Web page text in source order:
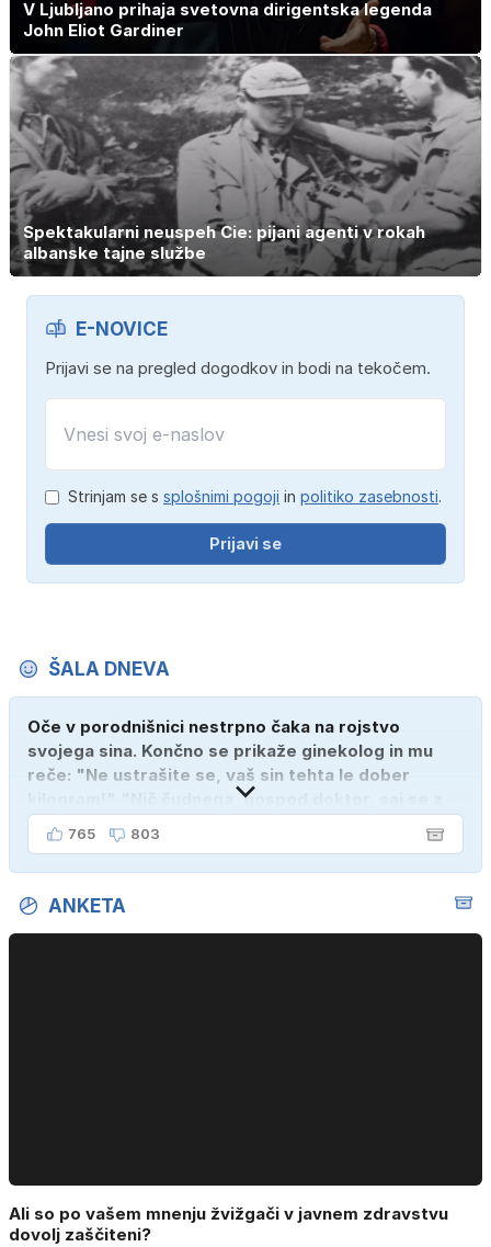
V Ljubljano prihaja svetovna dirigentska legenda
John Eliot Gardiner
Spektakularni neuspeh Cie: pijani agenti v rokah
albanske tajne službe
E-NOVICE
Prijavi se na pregled dogodkov in bodi na tekočem.
Strinjam se s splošnimi pogoji in politiko zasebnosti.
Prijavi se
ŠALA DNEVA
Oče v porodnišnici nestrpno čaka na rojstvo
svojega sina. Končno se prikaže ginekolog in mu
reče: "Ne ustrašite se, vaš sin tehta le dober
kilogram!" "Nič čudnega, gospod doktor, saj se z
ženo poznava šele tri mesece."
765 803
ANKETA
Ali so po vašem mnenju žvižgači v javnem zdravstvu
dovolj zaščiteni?